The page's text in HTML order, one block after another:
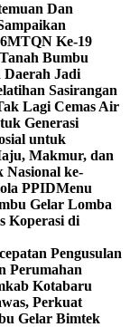
Dan
MTQN Ke-19
Bumbu
Daerah Jadi
Sasirangan
Lagi Cemas Air
Generasi
untuk
Makmur, dan
Nasional ke-
PPIDMenu
Gelar Lomba
Koperasi di
Pengusulan
Perumahan
Kotabaru
Perkuat
Gelar Bimtek